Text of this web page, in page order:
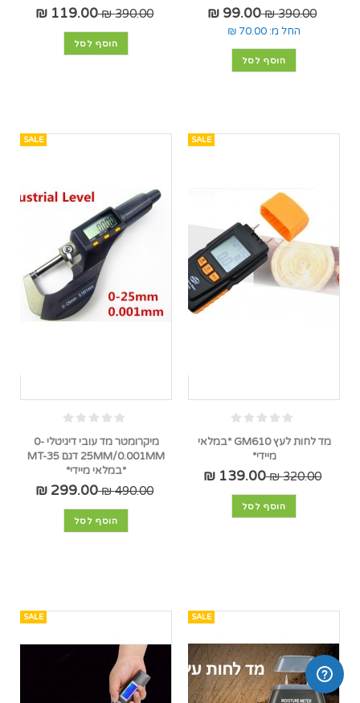
390.00 ₪
99.00 ₪
החל מ: 70.00 ₪
הוסף לסל
390.00 ₪
119.00 ₪
הוסף לסל
SALE
מד לחות לעץ GM610 *במלאי
מיידי*
320.00 ₪
139.00 ₪
הוסף לסל
SALE
מיקרומטר מד עובי דיגיטלי 0-
25MM/0.001MM דגם MT-35
*במלאי מיידי*
490.00 ₪
299.00 ₪
הוסף לסל
SALE
SALE